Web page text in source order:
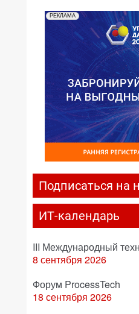
РЕКЛАМА
Подписаться на
ИТ-календарь
III Международный
8 сентября 2026
Форум ProcessTech
18 сентября 2026